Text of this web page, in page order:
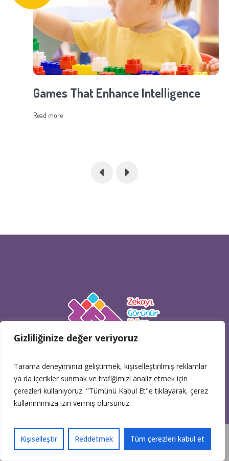
Gizliliğinize değer veriyoruz
Tarama deneyiminizi geliştirmek, kişiselleştirilmiş reklamlar
ya da içerikler sunmak ve trafiğimizi analiz etmek için
çerezleri kullanıyoruz. "Tümünü Kabul Et"e tıklayarak, çerez
kullanımımıza izin vermiş olursunuz.
Kişiselleştir Reddetmek Tüm çerezleri kabul et
Zeka Oyunlarını Mağaza Kısmından
İnceleyebilirsiniz.
Games That Enhance Intelligence
Read more
Pazartesi - Cuma: 08:00 - 17:30
(0212) 574 41 51 - (0212) 574 41 61 fax